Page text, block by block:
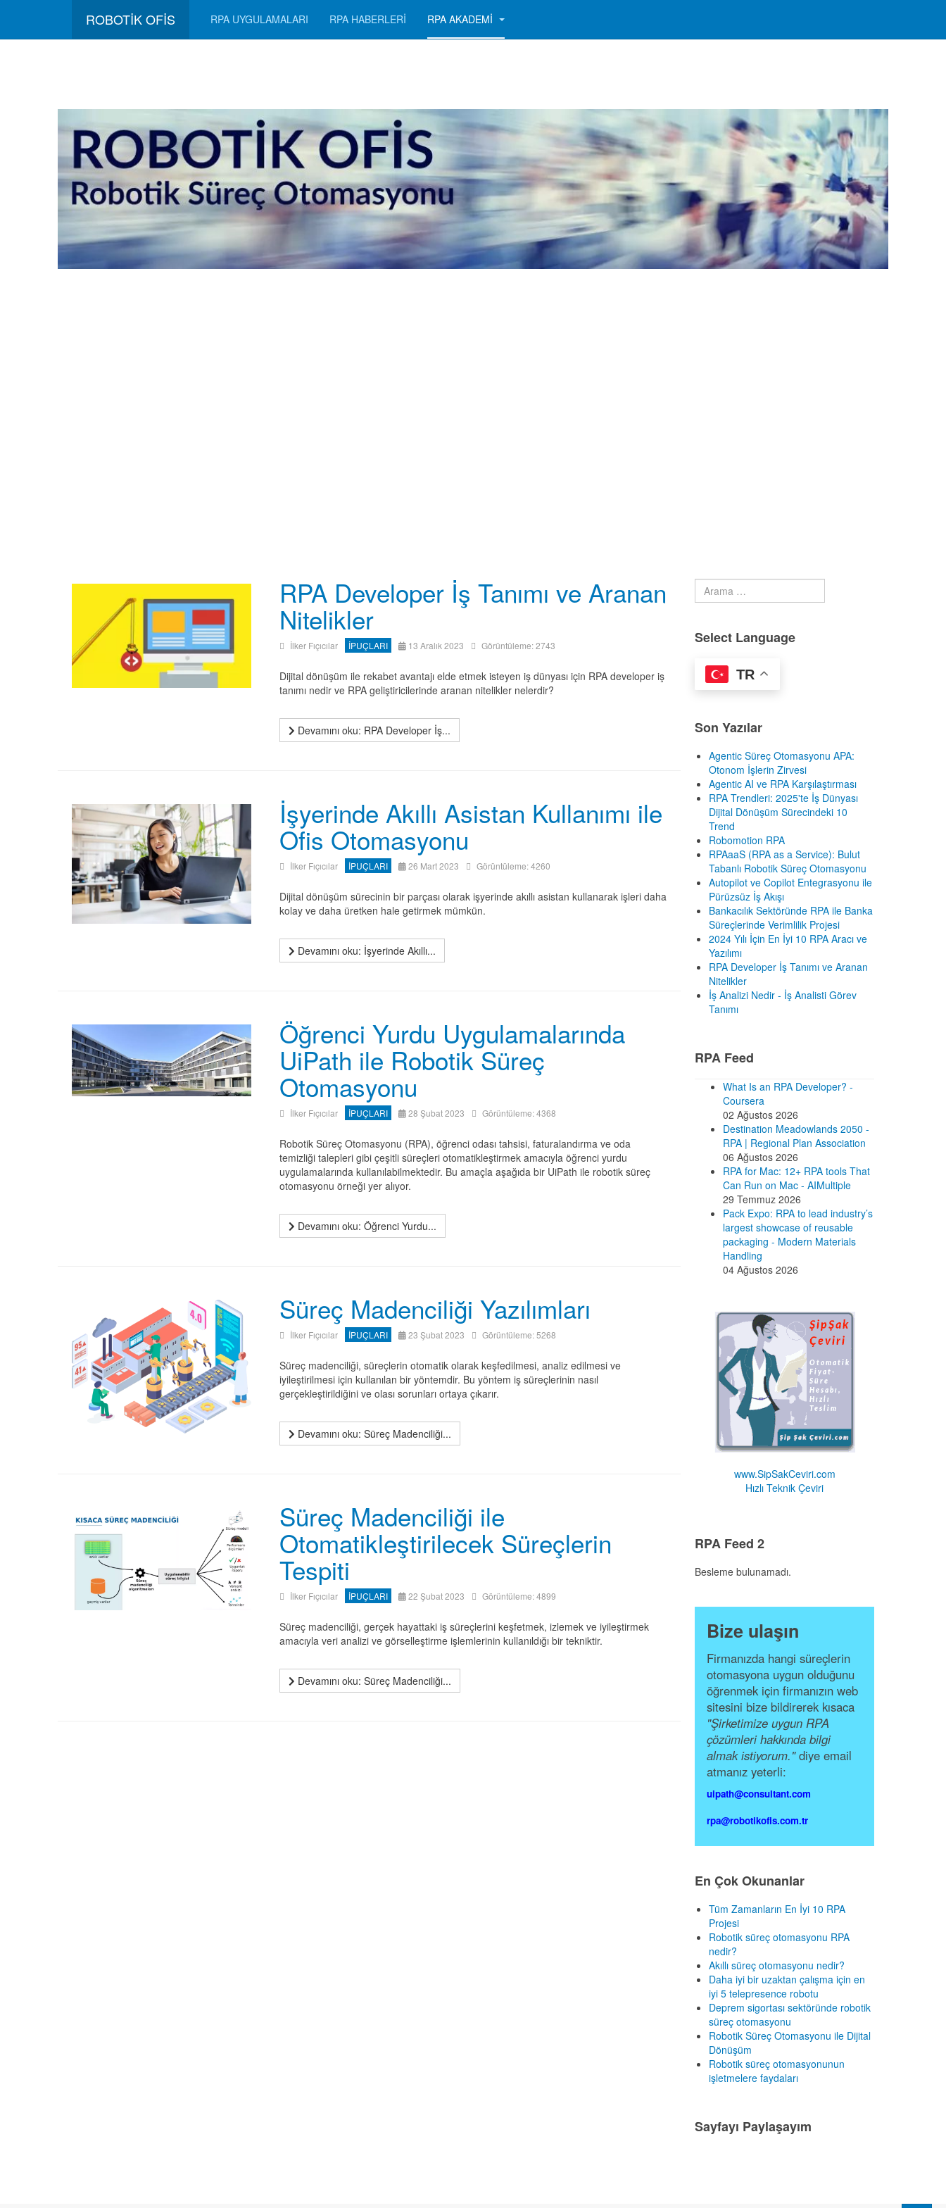
ROBOTİK OFİS RPA UYGULAMALARI RPA HABERLERİ RPA AKADEMİ
RPA Developer İş Tanımı ve Aranan
Nitelikler
İlker Fıçıcılar İPUÇLARI 13 Aralık 2023 Görüntüleme: 2743
Dijital dönüşüm ile rekabet avantajı elde etmek isteyen iş dünyası için RPA developer iş
tanımı nedir ve RPA geliştiricilerinde aranan nitelikler nelerdir?
Devamını oku: RPA Developer İş...
İşyerinde Akıllı Asistan Kullanımı ile
Ofis Otomasyonu
İlker Fıçıcılar İPUÇLARI 26 Mart 2023 Görüntüleme: 4260
Dijital dönüşüm sürecinin bir parçası olarak işyerinde akıllı asistan kullanarak işleri daha
kolay ve daha üretken hale getirmek mümkün.
Devamını oku: İşyerinde Akıllı...
Öğrenci Yurdu Uygulamalarında
UiPath ile Robotik Süreç
Otomasyonu
İlker Fıçıcılar İPUÇLARI 28 Şubat 2023 Görüntüleme: 4368
Robotik Süreç Otomasyonu (RPA), öğrenci odası tahsisi, faturalandırma ve oda
temizliği talepleri gibi çeşitli süreçleri otomatikleştirmek amacıyla öğrenci yurdu
uygulamalarında kullanılabilmektedir. Bu amaçla aşağıda bir UiPath ile robotik süreç
otomasyonu örneği yer alıyor.
Devamını oku: Öğrenci Yurdu...
Süreç Madenciliği Yazılımları
İlker Fıçıcılar İPUÇLARI 23 Şubat 2023 Görüntüleme: 5268
Süreç madenciliği, süreçlerin otomatik olarak keşfedilmesi, analiz edilmesi ve
iyileştirilmesi için kullanılan bir yöntemdir. Bu yöntem iş süreçlerinin nasıl
gerçekleştirildiğini ve olası sorunları ortaya çıkarır.
Devamını oku: Süreç Madenciliği...
Süreç Madenciliği ile
Otomatikleştirilecek Süreçlerin
Tespiti
İlker Fıçıcılar İPUÇLARI 22 Şubat 2023 Görüntüleme: 4899
Süreç madenciliği, gerçek hayattaki iş süreçlerini keşfetmek, izlemek ve iyileştirmek
amacıyla veri analizi ve görselleştirme işlemlerinin kullanıldığı bir tekniktir.
Devamını oku: Süreç Madenciliği...
Arama
Select Language
TR
Son Yazılar
Agentic Süreç Otomasyonu APA:
Otonom İşlerin Zirvesi
Agentic AI ve RPA Karşılaştırması
RPA Trendleri: 2025'te İş Dünyası
Dijital Dönüşüm Sürecindeki 10
Trend
Robomotion RPA
RPAaaS (RPA as a Service): Bulut
Tabanlı Robotik Süreç Otomasyonu
Autopilot ve Copilot Entegrasyonu ile
Pürüzsüz İş Akışı
Bankacılık Sektöründe RPA ile Banka
Süreçlerinde Verimlilik Projesi
2024 Yılı İçin En İyi 10 RPA Aracı ve
Yazılımı
RPA Developer İş Tanımı ve Aranan
Nitelikler
İş Analizi Nedir - İş Analisti Görev
Tanımı
RPA Feed
What Is an RPA Developer? -
Coursera
02 Ağustos 2026
Destination Meadowlands 2050 -
RPA | Regional Plan Association
06 Ağustos 2026
RPA for Mac: 12+ RPA tools That
Can Run on Mac - AIMultiple
29 Temmuz 2026
Pack Expo: RPA to lead industry’s
largest showcase of reusable
packaging - Modern Materials
Handling
04 Ağustos 2026
www.SipSakCeviri.com
Hızlı Teknik Çeviri
RPA Feed 2
Besleme bulunamadı.
Bize ulaşın
Firmanızda hangi süreçlerin
otomasyona uygun olduğunu
öğrenmek için firmanızın web
sitesini bize bildirerek kısaca
"Şirketimize uygun RPA
çözümleri hakkında bilgi
almak istiyorum."diye email
atmanız yeterli:
uipath@consultant.com
rpa@robotikofis.com.tr
En Çok Okunanlar
Tüm Zamanların En İyi 10 RPA
Projesi
Robotik süreç otomasyonu RPA
nedir?
Akıllı süreç otomasyonu nedir?
Daha iyi bir uzaktan çalışma için en
iyi 5 telepresence robotu
Deprem sigortası sektöründe robotik
süreç otomasyonu
Robotik Süreç Otomasyonu ile Dijital
Dönüşüm
Robotik süreç otomasyonunun
işletmelere faydaları
Sayfayı Paylaşayım